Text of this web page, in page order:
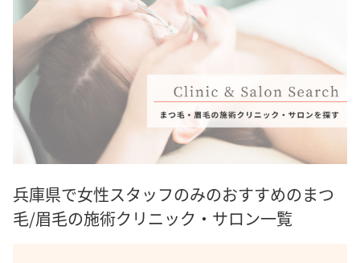
兵庫県で女性スタッフのみのおすすめのまつ
毛/眉毛の施術クリニック・サロン一覧